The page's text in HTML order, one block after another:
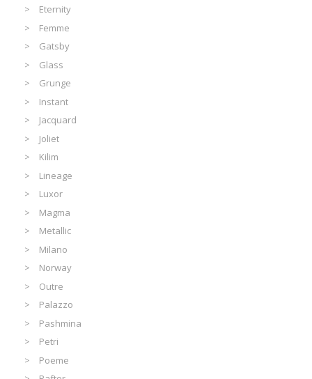
Eternity
Femme
Gatsby
Glass
Grunge
Instant
Jacquard
Joliet
Kilim
Lineage
Luxor
Magma
Metallic
Milano
Norway
Outre
Palazzo
Pashmina
Petri
Poeme